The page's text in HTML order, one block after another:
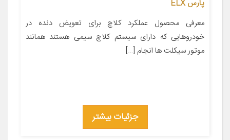
پارس ELX
معرفی محصول عملکرد کلاچ برای تعویض دنده در
خودروهایی که دارای سیستم کلاچ سیمی هستند همانند
موتور سیکلت ها انجام […]
جزئیات بیشتر